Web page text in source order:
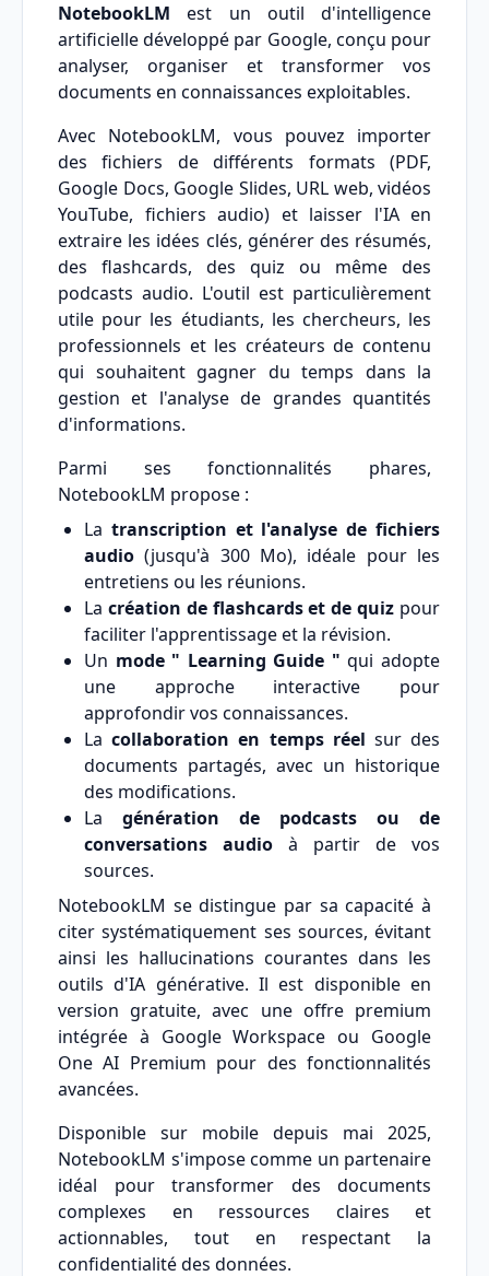
NotebookLM est un outil d'intelligence
artificielle développé par Google, conçu pour
analyser, organiser et transformer vos
documents en connaissances exploitables.
Avec NotebookLM, vous pouvez importer
des fichiers de différents formats (PDF,
Google Docs, Google Slides, URL web, vidéos
YouTube, fichiers audio) et laisser l'IA en
extraire les idées clés, générer des résumés,
des flashcards, des quiz ou même des
podcasts audio. L'outil est particulièrement
utile pour les étudiants, les chercheurs, les
professionnels et les créateurs de contenu
qui souhaitent gagner du temps dans la
gestion et l'analyse de grandes quantités
d'informations.
Parmi ses fonctionnalités phares,
NotebookLM propose :
La transcription et l'analyse de fichiers
audio (jusqu'à 300 Mo), idéale pour les
entretiens ou les réunions.
La création de flashcards et de quiz pour
faciliter l'apprentissage et la révision.
Un mode " Learning Guide " qui adopte
une approche interactive pour
approfondir vos connaissances.
Lacollaboration en temps réel sur des
documents partagés, avec un historique
des modifications.
La génération de podcasts ou de
conversations audio à partir de vos
sources.
NotebookLM se distingue par sa capacité à
citer systématiquement ses sources, évitant
ainsi les hallucinations courantes dans les
outils d'IA générative. Il est disponible en
version gratuite, avec une offre premium
intégrée à Google Workspace ou Google
One AI Premium pour des fonctionnalités
avancées.
Disponible sur mobile depuis mai 2025,
NotebookLM s'impose comme un partenaire
idéal pour transformer des documents
complexes en ressources claires et
actionnables, tout en respectant la
confidentialité des données.